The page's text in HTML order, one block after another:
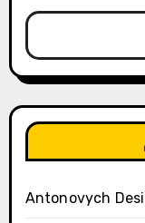
Antonovych